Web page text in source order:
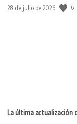
Fecha
28 de julio de 2026 6
La última actualización